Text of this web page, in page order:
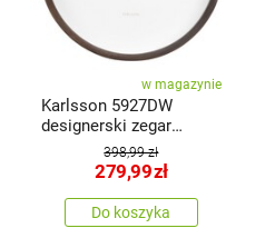
w magazynie
Karlsson 5927DW
designerski zegar
ścienny 33 cm
398,99 zł
279,99zł
Do koszyka